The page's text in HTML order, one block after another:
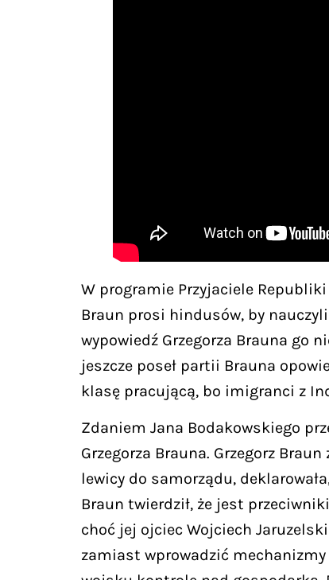
W programie Przyjaciele
Braun prosi hindusów, by
wypowiedź Grzegorza Brauna go
jeszcze poseł partii Brauna
klasę pracującą, bo imigranci z
Zdaniem Jana Bodakowskiego
Grzegorza Brauna. Grzegorz
lewicy do samorządu,
Braun twierdził, że jest
choć jej ojciec Wojciech
zamiast wprowadzić